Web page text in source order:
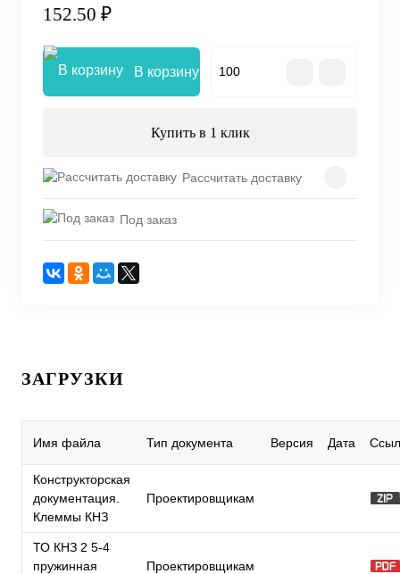
152.50 ₽
В корзину
Купить в 1 клик
Рассчитать доставку
Под заказ
ЗАГРУЗКИ
Имя файла Тип документа Версия Дата
Конструкторская
документация.
Клеммы КНЗ
Проектировщикам
ТО КНЗ 2 5-4
пружинная
Проектировщикам